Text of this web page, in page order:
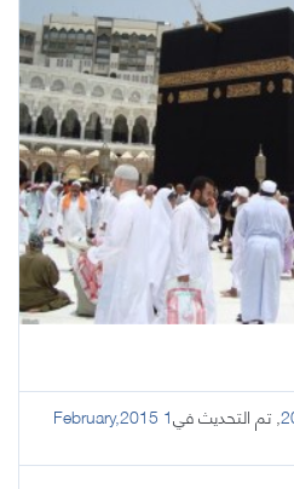
, تم التحديث في1 February,2015